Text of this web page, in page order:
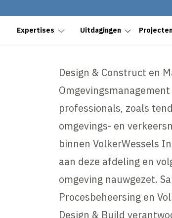
Expertises Uitdagingen
Design & Construct en
professionals, zoals
omgevings- en
binnen VolkerWessels
aan deze afdeling en
omgeving nauwgezet.
Procesbeheersing en
Design & Build